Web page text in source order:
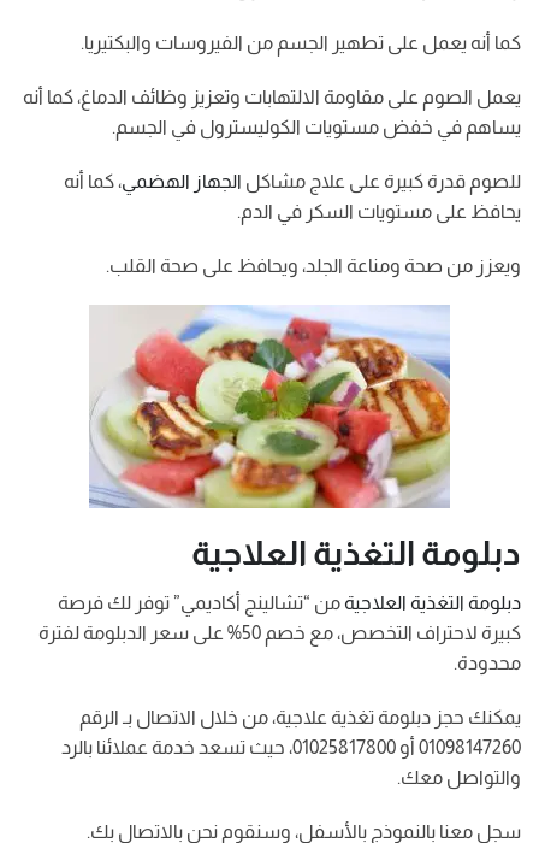
كما أنه يعمل على تطهير الجسم من الفيروسات والبكتيريا.
يعمل الصوم على مقاومة الالتهابات وتعزيز وظائف الدماغ، كما أنه
يساهم في خفض مستويات الكوليسترول في الجسم.
للصوم قدرة كبيرة على علاج مشاكل الجهاز الهضمي، كما أنه
يحافظ على مستويات السكر في الدم.
ويعزز من صحة ومناعة الجلد، ويحافظ على صحة القلب.
دبلومة التغذية العلاجية
دبلومة التغذية العلاجية من “تشالينج أكاديمي” توفر لك فرصة
كبيرة لاحتراف التخصص، مع خصم 50% على سعر الدبلومة لفترة
محدودة.
يمكنك حجز دبلومة تغذية علاجية، من خلال الاتصال بـ الرقم
01098147260 أو 01025817800، حيث تسعد خدمة عملائنا بالرد
والتواصل معك.
سجل معنا بالنموذج بالأسفل، وسنقوم نحن بالاتصال بك.